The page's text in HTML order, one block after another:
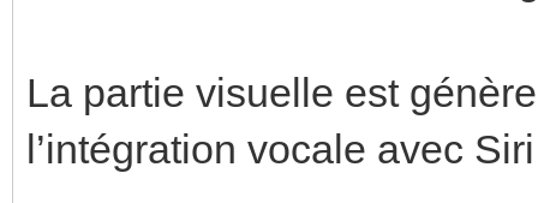
La partie visuelle est
l’intégration vocale avec